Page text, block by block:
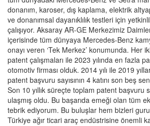
donanım, karoser, dış kaplama, elektrik
ve donanımsal dayanıklılık testleri için
çalışıyor. Aksaray AR-GE Merkezimiz
içerisinde tüm dünyaya Mercedes-Benz
onayı veren ‘Tek Merkez’ konumunda. Her
patent çalışmaları ile 2023 yılında en fazla
otomotiv firması olduk. 2014 yılı ile 2019
patent başvuru sayısının 4 katını son beş
Son 10 yıllık süreçte toplam patent başvuru
ulaşmış oldu. Bu başarıda emeği olan tüm
tebrik ediyorum. Bu buluşlar hem bizleri
Türkiye ağır ticari araç endüstrisine önemli